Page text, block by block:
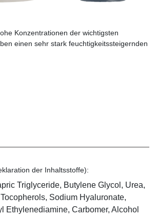
Konzentrationen der wichtigsten
einen sehr stark feuchtigkeitssteigernden
der Inhaltsstoffe):
Triglyceride, Butylene Glycol, Urea,
Sodium Hyaluronate,
Ethylenediamine, Carbomer, Alcohol